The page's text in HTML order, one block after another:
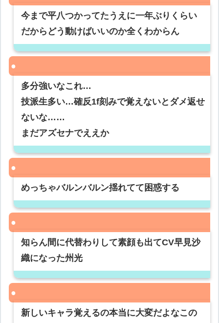
今まで平八つかってたうえに一年ぶりくらい
だからどう動けばいいのか全くわからん
多分強いなこれ…
技派生多い…確反1f刻みで覚えないとダメ返せ
ないな……
まだアズセナでええか
めっちゃバルンバルン揺れてて困惑する
知らん間に代替わりして素顔も出てCV早見沙
織になった州光
新しいキャラ覚えるの本当に大変だよなこの